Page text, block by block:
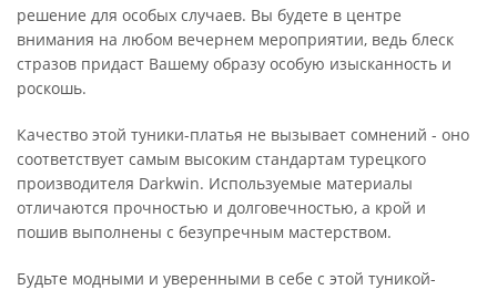
решение для особых случаев. Вы будете в центре
внимания на любом вечернем мероприятии, ведь блеск
стразов придаст Вашему образу особую изысканность и
роскошь.
Качество этой туники-платья не вызывает сомнений - оно
соответствует самым высоким стандартам турецкого
производителя Darkwin. Используемые материалы
отличаются прочностью и долговечностью, а крой и
пошив выполнены с безупречным мастерством.
Будьте модными и уверенными в себе с этой туникой-